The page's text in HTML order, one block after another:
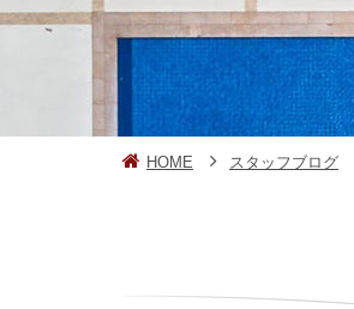
HOME スタッフブログ